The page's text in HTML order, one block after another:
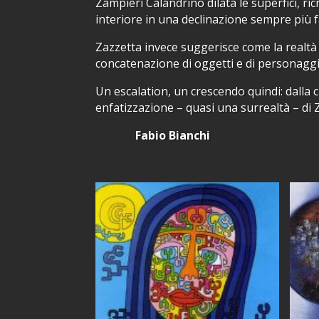
interiore in una declinazione sempre più
Zazzetta invece suggerisce come la
concatenazione di oggetti e di
Un escalation, un crescendo quindi:
enfatizzazione – quasi una surrealtà – di
Fabio Bianchi